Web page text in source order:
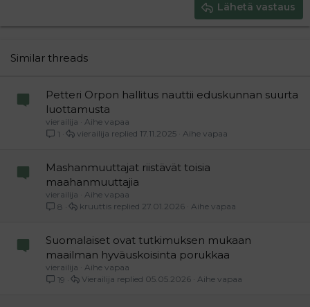
26
Lähetä vastaus
Similar threads
Petteri Orpon hallitus nauttii eduskunnan suurta
luottamusta
vierailija
Aihe vapaa
1
Aihe vapaa
17.11.2025
vierailija
Mashanmuuttajat riistävät toisia
maahanmuuttajia
vierailija
Aihe vapaa
8
Aihe vapaa
27.01.2026
kruuttis
Suomalaiset ovat tutkimuksen mukaan
maailman hyväuskoisinta porukkaa
vierailija
Aihe vapaa
19
Aihe vapaa
05.05.2026
Vierailija